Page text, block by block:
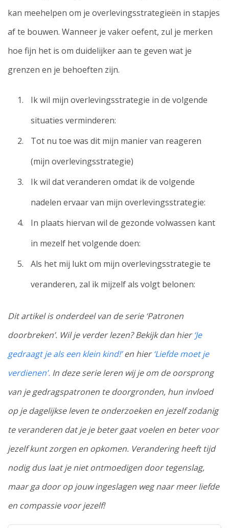
kan meehelpen om je overlevingsstrategieën in stapjes
af te bouwen. Wanneer je vaker oefent, zul je merken
hoe fijn het is om duidelijker aan te geven wat je
grenzen en je behoeften zijn.
Ik wil mijn overlevingsstrategie in de volgende
situaties verminderen:
Tot nu toe was dit mijn manier van reageren
(mijn overlevingsstrategie)
Ik wil dat veranderen omdat ik de volgende
nadelen ervaar van mijn overlevingsstrategie:
In plaats hiervan wil de gezonde volwassen kant
in mezelf het volgende doen:
Als het mij lukt om mijn overlevingsstrategie te
veranderen, zal ik mijzelf als volgt belonen:
Dit artikel is onderdeel van de serie ‘Patronen
doorbreken’. Wil je verder lezen? Bekijk dan hier‘Je
gedraagt je als een klein kind!’en hier‘Liefde moet je
verdienen’. In deze serie leren wij je om de oorsprong
van je gedragspatronen te doorgronden, hun invloed
op je dagelijkse leven te onderzoeken en jezelf zodanig
te veranderen dat je je beter gaat voelen en beter voor
jezelf kunt zorgen en opkomen. Verandering heeft tijd
nodig dus laat je niet ontmoedigen door tegenslag,
maar ga door op jouw ingeslagen weg naar meer liefde
en compassie voor jezelf!